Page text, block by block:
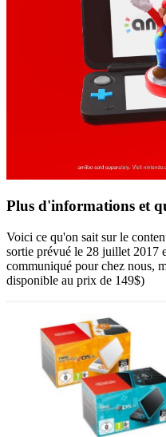
Plus d'informations et
Voici ce qu'on sait sur le
sortie prévué le 28 juillet 2017
communiqué pour chez nous,
disponible au prix de 149$)